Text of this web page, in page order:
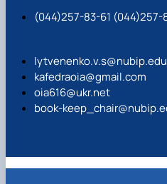
(044)257-83-61 (044)257-
kafedraoia@gmail.com
oia616@ukr.net
book-